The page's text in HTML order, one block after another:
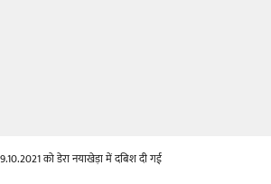
को डेरा नयाखेड़ा में दबिश दी गई